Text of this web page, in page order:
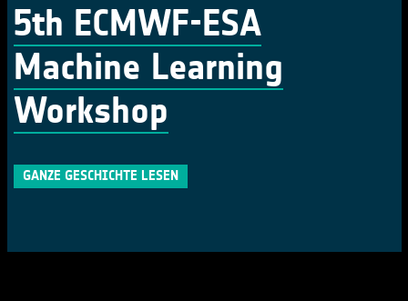
5th ECMWF-ESA
Machine Learning
Workshop
GANZE GESCHICHTE LESEN